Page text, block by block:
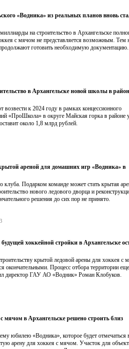
«Водника» из реальных планов вновь
на строительство в Архангельске
с мячом не представляется возможным. Тем
готовить необходимую документацию.
в Архангельске новой школы в
к 2024 году в рамках концессионного
«ПроШкола» в округе Майская горка в районе
около 1,8 млрд рублей.
ареной для домашних игр «Водника» в
клуба. Подарком команде может стать крытая
нового ледового дворца и
решения до сих пор не принято.
3
хоккейной стройки в Архангельске
крытой ледовой арены для хоккея с
окончательными. Процесс отбора территории еще
директор ГАУ АО «Водник» Роман Клобуков.
мячом в Архангельске решено строить близ
юбилею «Водника», которое будет отмечаться
арену для хоккея с мячом. Участок для